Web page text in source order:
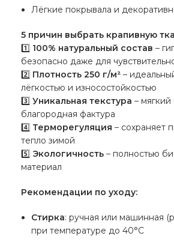
Лёгкие покрывала и
5 причин выбрать крапивную
1️⃣ 100% натуральный состав –
безопасно даже для
2️⃣ Плотность 250 г/м² –
лёгкостью и износостойкостью
3️⃣ Уникальная текстура –
благородная фактура
4️⃣ Терморегуляция – сохраняет
тепло зимой
5️⃣ Экологичность – полностью
материал
Рекомендации по уходу:
Стирка: ручная или машинная
при температуре до 40°C